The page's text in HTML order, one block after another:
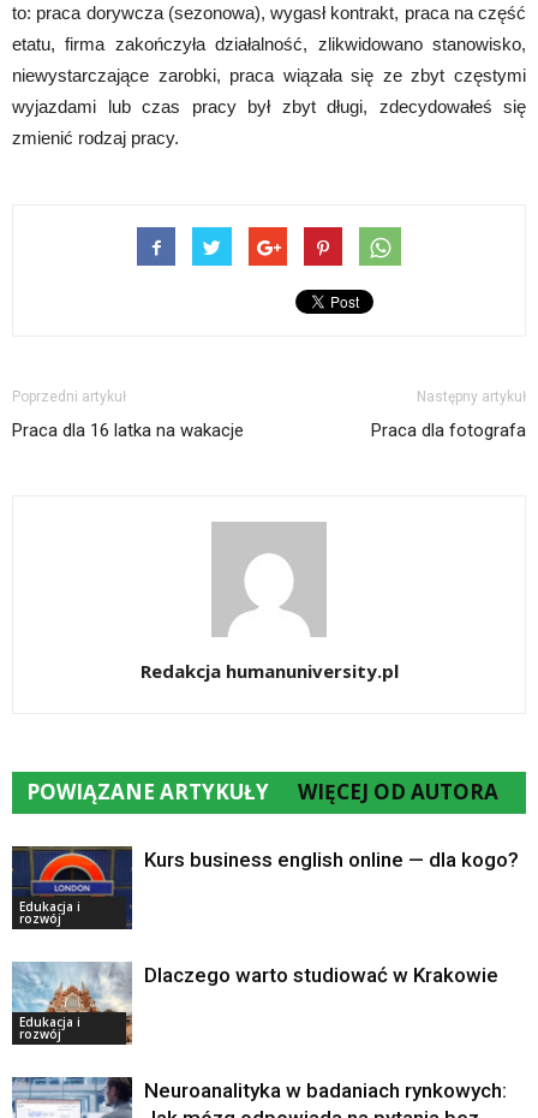
to: praca dorywcza (sezonowa), wygasł kontrakt, praca na część
etatu, firma zakończyła działalność, zlikwidowano stanowisko,
niewystarczające zarobki, praca wiązała się ze zbyt częstymi
wyjazdami lub czas pracy był zbyt długi, zdecydowałeś się
zmienić rodzaj pracy.
Poprzedni artykuł
Praca dla 16 latka na wakacje
Następny artykuł
Praca dla fotografa
Redakcja humanuniversity.pl
POWIĄZANE ARTYKUŁY WIĘCEJ OD AUTORA
Edukacja i
rozwój
Kurs business english online — dla kogo?
Edukacja i
rozwój
Dlaczego warto studiować w Krakowie
Neuroanalityka w badaniach rynkowych: